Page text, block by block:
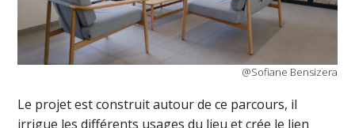
@Sofiane Bensizera
Le projet est construit autour de ce parcours, il
irrigue les différents usages du lieu et crée le lien